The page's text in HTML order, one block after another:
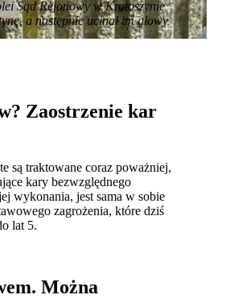
Sąd Rejonowy w Krotoszynie
a następnie ucinał im głowy
Zaostrzenie kar
są traktowane coraz poważniej,
kary bezwzględnego
wykonania, jest sama w sobie
zagrożenia, które dziś
lat 5.
Można